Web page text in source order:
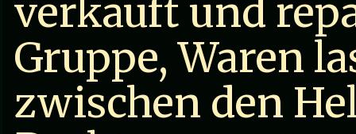
verkauft und
Gruppe, Waren
zwischen den